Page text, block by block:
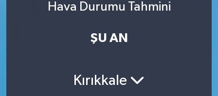
Hava Durumu Tahmini
ŞU AN
Kırıkkale
Kahramanmaraş
Süper Lig Puan Durumu ve Fikstür